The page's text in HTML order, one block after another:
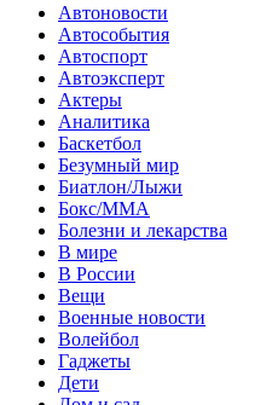
Автоновости
Автособытия
Автоспорт
Автоэксперт
Актеры
Аналитика
Баскетбол
Безумный мир
Биатлон/Лыжи
Бокс/MMA
Болезни и лекарства
В мире
В России
Вещи
Военные новости
Волейбол
Гаджеты
Дети